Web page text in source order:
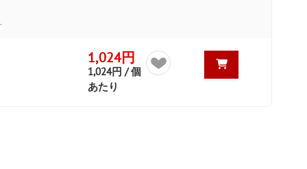
1,024円
1,024円 / 個
あたり